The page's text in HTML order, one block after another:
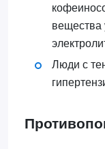
вещества
Люди с